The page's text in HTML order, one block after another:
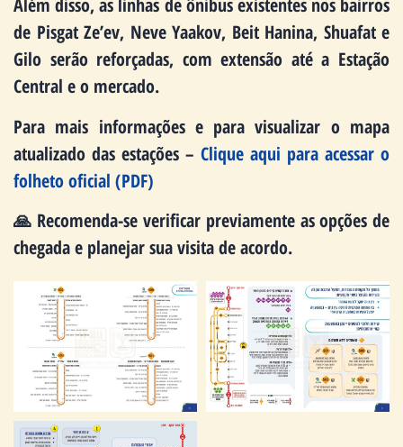
Além disso, as linhas de ônibus existentes nos bairros
de Pisgat Ze’ev, Neve Yaakov, Beit Hanina, Shuafat e
Gilo serão reforçadas, com extensão até a Estação
Central e o mercado.
Para mais informações e para visualizar o mapa
atualizado das estações – Clique aqui para acessar o
folheto oficial (PDF)
🙏 Recomenda-se verificar previamente as opções de
chegada e planejar sua visita de acordo.